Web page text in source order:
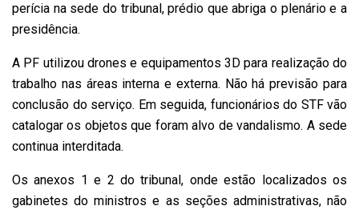
perícia na sede do tribunal, prédio que abriga o plenário e a
presidência.
A PF utilizou drones e equipamentos 3D para realização do
trabalho nas áreas interna e externa. Não há previsão para
conclusão do serviço. Em seguida, funcionários do STF vão
catalogar os objetos que foram alvo de vandalismo. A sede
continua interditada.
Os anexos 1 e 2 do tribunal, onde estão localizados os
gabinetes do ministros e as seções administrativas, não